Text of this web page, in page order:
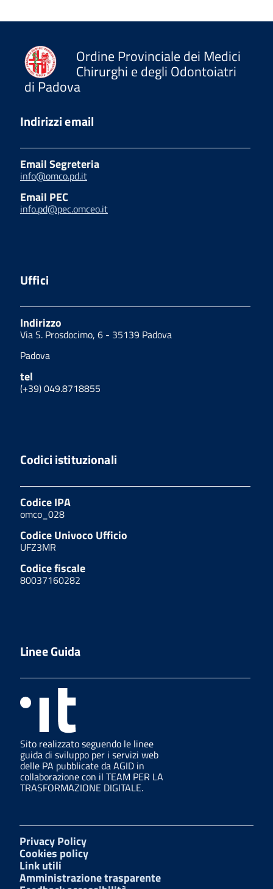
Ordine Provinciale dei Medici
Chirurghi e degli Odontoiatri
di Padova
Indirizzi email
Email Segreteria
info@omco.pd.it
Email PEC
info.pd@pec.omceo.it
Uffici
Indirizzo
Via S. Prosdocimo, 6 - 35139 Padova
Padova
tel
(+39) 049.8718855
Codici istituzionali
Codice IPA
omco_028
Codice Univoco Ufficio
UFZ3MR
Codice fiscale
80037160282
Linee Guida
Sito realizzato seguendo le linee
guida di sviluppo per i servizi web
delle PA pubblicate da AGID in
collaborazione con il TEAM PER LA
TRASFORMAZIONE DIGITALE.
Privacy Policy
Cookies policy
Link utili
Amministrazione trasparente